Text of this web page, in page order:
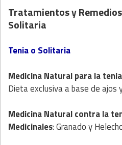
Tratamientos y
Solitaria
Tenia o Solitaria
Medicina Naturalpara la
Dieta exclusiva a base de ajos
Medicina Naturalcontra la
Medicinales: Granado y